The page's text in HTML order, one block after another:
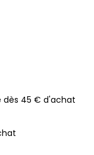
dès 45 € d'achat